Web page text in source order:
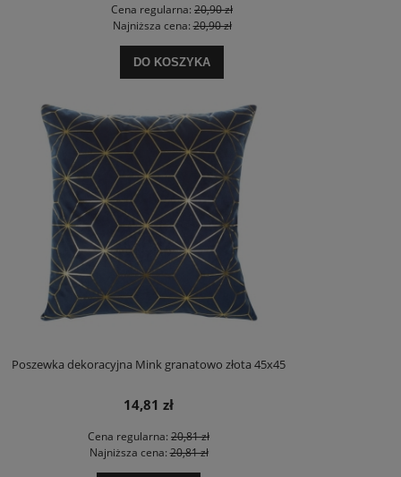
Cena regularna: 20,90 zł
Najniższa cena:20,90 zł
DO KOSZYKA
Poszewka dekoracyjna Mink granatowo złota 45x45
14,81 zł
Cena regularna: 20,81 zł
Najniższa cena:20,81 zł